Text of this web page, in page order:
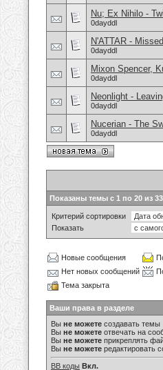
Nu; Ex Nihilo -
0dayddl
N'ATTAR -
0dayddl
Mixon Spencer,
0dayddl
Neonlight -
0dayddl
Nucerian - The
0dayddl
Показаны темы с 1 по 20 из
Критерий сортировки
Показать
Новые сообщения
Нет новых сообщений
Тема закрыта
Ваши права в разделе
Вы не можете создавать темы
Вы не можете отвечать на
Вы не можете прикреплять
Вы не можете редактировать
BB коды Вкл.